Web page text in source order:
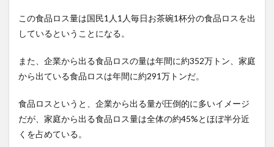
この食品ロス量は国民1人1人毎日お茶碗1杯分の食品ロスを出
しているということになる。
また、企業から出る食品ロスの量は年間に約352万トン、家庭
から出ている食品ロスは年間に約291万トンだ。
食品ロスというと、企業から出る量が圧倒的に多いイメージ
だが、家庭から出る食品ロス量は全体の約45%とほぼ半分近
くを占めている。